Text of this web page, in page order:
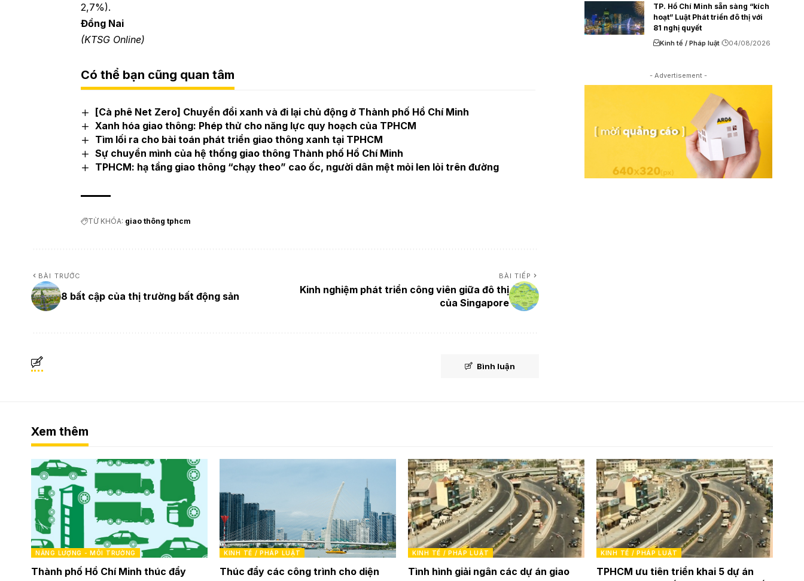
2,7%).
Đồng Nai
(KTSG Online)
Có thể bạn cũng quan tâm
[Cà phê Net Zero] Chuyển đổi xanh và đi lại chủ động ở Thành phố Hồ Chí Minh
Xanh hóa giao thông: Phép thử cho năng lực quy hoạch của TPHCM
Tìm lối ra cho bài toán phát triển giao thông xanh tại TPHCM
Sự chuyển mình của hệ thống giao thông Thành phố Hồ Chí Minh
TPHCM: hạ tầng giao thông “chạy theo” cao ốc, người dân mệt mỏi len lỏi trên đường
TỪ KHÓA: giao thông tphcm
BÀI TRƯỚC
8 bất cập của thị trường bất động sản
BÀI TIẾP
Kinh nghiệm phát triển công viên giữa đô thị
của Singapore
Bình luận
TP. Hồ Chí Minh sẵn sàng “kích
hoạt” Luật Phát triển đô thị với
81 nghị quyết
Kinh tế / Pháp luật 04/08/2026
- Advertisement -
Xem thêm
NĂNG LƯỢNG - MÔI TRƯỜNG
Thành phố Hồ Chí Minh thúc đẩy
KINH TẾ / PHÁP LUẬT
Thúc đẩy các công trình cho diện
KINH TẾ / PHÁP LUẬT
Tình hình giải ngân các dự án giao
KINH TẾ / PHÁP LUẬT
TPHCM ưu tiên triển khai 5 dự án